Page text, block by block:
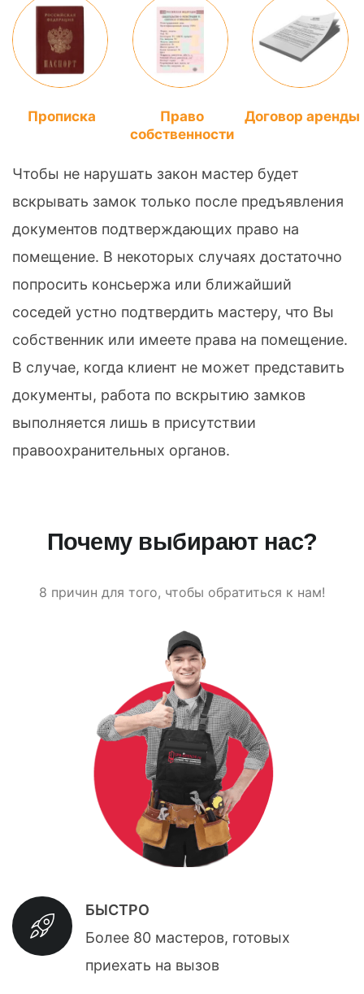
Прописка
Право
собственности
Договор аренды
Чтобы не нарушать закон мастер будет
вскрывать замок только после предъявления
документов подтверждающих право на
помещение. В некоторых случаях достаточно
попросить консьержа или ближайший
соседей устно подтвердить мастеру, что Вы
собственник или имеете права на помещение.
В случае, когда клиент не может представить
документы, работа по вскрытию замков
выполняется лишь в присутствии
правоохранительных органов.
Почему выбирают нас?
8 причин для того, чтобы обратиться к нам!
БЫСТРО
Более 80 мастеров, готовых
приехать на вызов